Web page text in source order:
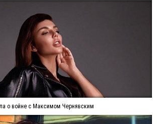
о войне с Максимом Чернявским